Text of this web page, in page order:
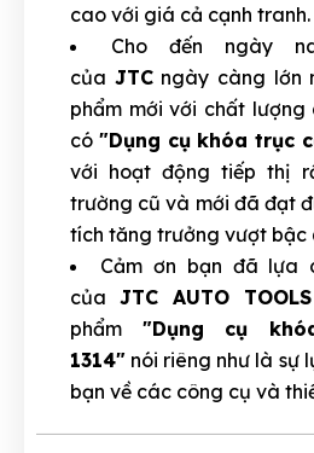
cao với giá cả cạnh tranh.
Cho đến ngày
của JTCngày càng lớn
phẩm mới với chất
có "Dụng cụ khóa trục
với hoạt động tiếp thị
trường cũ và mới đã đạt
tích tăng trưởng vượt bậc
Cảm ơn bạn đã lựa
của JTC AUTO TOOLS
phẩm "Dụng cụ
1314" nói riêng như là sự
bạn về các công cụ và